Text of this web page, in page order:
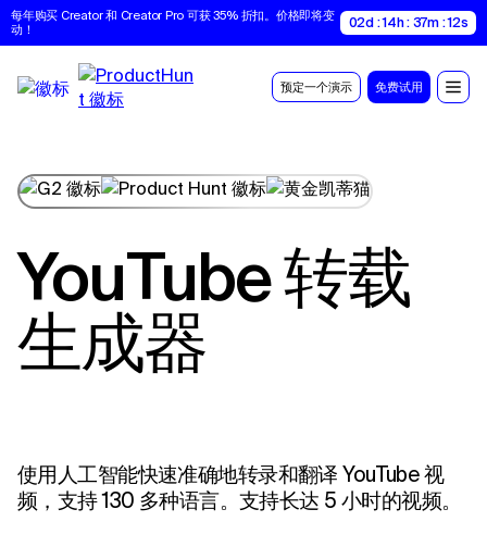
每年购买 Creator 和 Creator Pro 可获 35% 折扣。价格即将变
动！
02d : 14h : 37m : 11s
预定一个演示 免费试用
YouTube 转载
生成器
使用人工智能快速准确地转录和翻译 YouTube 视
频，支持 130 多种语言。支持长达 5 小时的视频。